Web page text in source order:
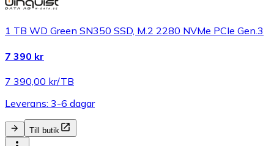
1 TB WD Green SN350 SSD, M.2 2280 NVMe PCIe Gen.3
7 390 kr
7 390,00 kr/TB
Leverans: 3-6 dagar
Till butik